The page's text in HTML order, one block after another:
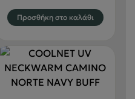
€20.00.είναι:
€18.00.
Προσθήκη στο καλάθι